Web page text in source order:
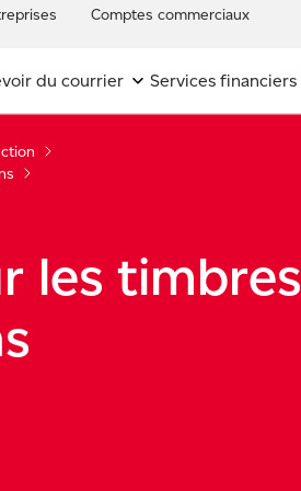
Comptes commerciaux
du courrier Services financiers
les timbres